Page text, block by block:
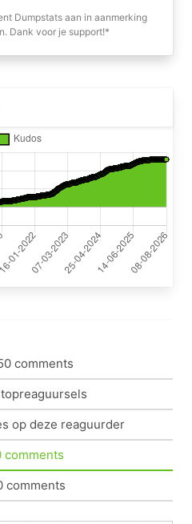
Dumpstats aan in aanmerking
Dank voor je support!*
comments
op deze reaguurder
comments
comments